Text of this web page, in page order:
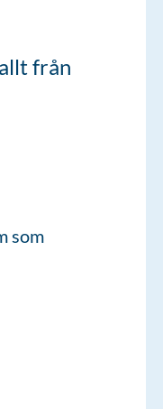
från
som